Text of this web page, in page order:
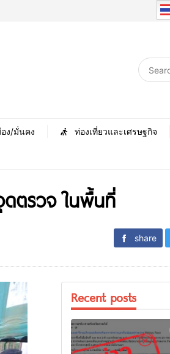
อง/มั่นคง ท่องเที่ยวและเศรษฐกิจ
ดตรวจ ในพื้นที่
share
Recent posts